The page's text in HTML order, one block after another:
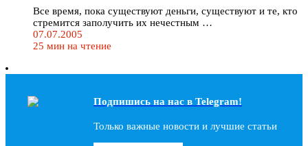
Все время, пока существуют деньги, существуют и те, кто
стремится заполучить их нечестным …
07.07.2005
25 мин на чтение
Подпишись на наc в Telegram!
Только важные новости и лучшие статьи